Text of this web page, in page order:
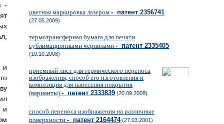
-
и
и
цветная маркировка лазером - патент 2356741
(27.05.2009)
термотрансферная бумага для печати
сублимационными чернилами - патент 2335405
(10.10.2008)
приемный лист для термического переноса
изображения, способ его изготовления и
композиция для нанесения покрытия
(варианты) - патент 2333839 (20.09.2008)
способ переноса изображения на различные
поверхности - патент 2164474(27.03.2001)